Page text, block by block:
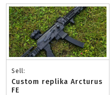
Sell:
Custom replika Arcturus
FE